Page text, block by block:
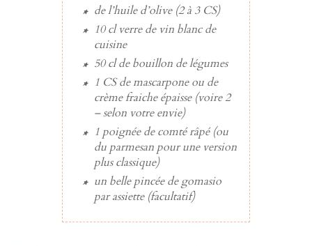
de l’huile d’olive(2 à 3 CS)
10 clverre de vin blancde
cuisine
50 cldebouillon de légumes
1 CSdemascarponeou de
crème fraiche épaisse (voire 2
– selon votre envie)
1 poignée decomté râpé(ou
du parmesan pour une version
plus classique)
un belle pincée degomasio
par assiette (facultatif)